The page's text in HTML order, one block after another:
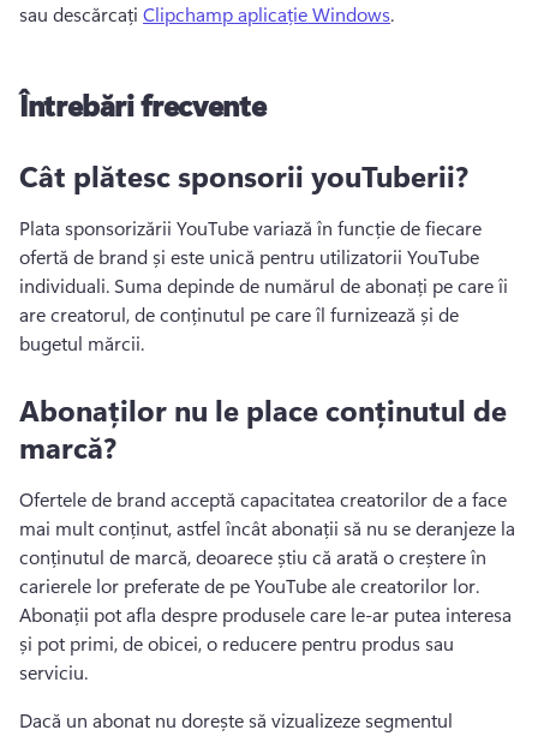
sau descărcați Clipchamp aplicație Windows.
Întrebări frecvente
Cât plătesc sponsorii youTuberii?
Plata sponsorizării YouTube variază în funcție de fiecare
ofertă de brand și este unică pentru utilizatorii YouTube
individuali. Suma depinde de numărul de abonați pe care îi
are creatorul, de conținutul pe care îl furnizează și de
bugetul mărcii.
Abonaților nu le place conținutul de
marcă?
Ofertele de brand acceptă capacitatea creatorilor de a face
mai mult conținut, astfel încât abonații să nu se deranjeze la
conținutul de marcă, deoarece știu că arată o creștere în
Abonații pot afla despre produsele care le-ar putea interesa
și pot primi, de obicei, o reducere pentru produs sau
serviciu.
Dacă un abonat nu dorește să vizualizeze segmentul